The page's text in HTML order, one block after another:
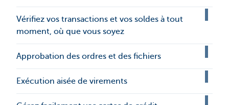
Vérifiez vos transactions et vos soldes à tout
moment, où que vous soyez
Approbation des ordres et des fichiers
Exécution aisée de virements